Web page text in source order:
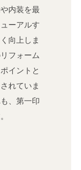
内装を最
ーアルす
向上しま
フォーム
イントと
れていま
、第一印